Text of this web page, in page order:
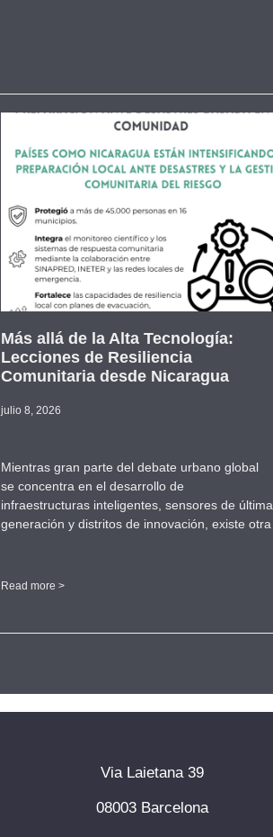
Más allá de la Alta Tecnología:
Lecciones de Resiliencia
Comunitaria desde Nicaragua
julio 8, 2026
Mientras gran parte del debate urbano global
se concentra en el desarrollo de
infraestructuras inteligentes, sensores de última
generación y distritos de innovación, existe otra
Read more >
Via Laietana 39
08003 Barcelona